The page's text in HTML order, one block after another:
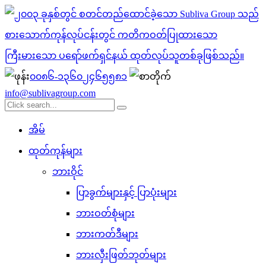
၀၀၈၆-၁၃၆၀၂၄၆၅၅၈၁
info@sublivagroup.com
အိမ်
ထုတ်ကုန်များ
ဘားဝိုင်
ပြာခွက်များနှင့် ပြာပုံးများ
ဘားဝတ်စုံများ
ဘားကတ်ဒီများ
ဘားလှီးဖြတ်ဘုတ်များ